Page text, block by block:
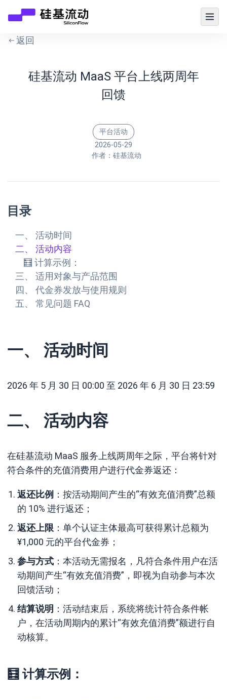
返回
硅基流动 MaaS 平台上线两周年
回馈
平台活动
2026-05-29
作者： 硅基流动
目录
一、 活动时间
二、 活动内容
🧮 计算示例：
三、 适用对象与产品范围
四、 代金券发放与使用规则
五、 常见问题 FAQ
一、 活动时间
2026 年 5 月 30 日 00:00 至 2026 年 6 月 30 日 23:59
二、 活动内容
在硅基流动 MaaS 服务上线两周年之际，平台将针对
符合条件的充值消费用户进行代金券返还：
返还比例 ：按活动期间产生的“有效充值消费”总额
的 10% 进行返还；
返还上限 ：单个认证主体最高可获得累计总额为
¥1,000 元的平台代金券；
参与方式 ：本活动无需报名，凡符合条件用户在活
动期间产生“有效充值消费”，即视为自动参与本次
回馈活动；
结算说明 ：活动结束后，系统将统计符合条件帐
户，在活动周期内的累计“有效充值消费”额进行自
动核算。
🧮 计算示例：